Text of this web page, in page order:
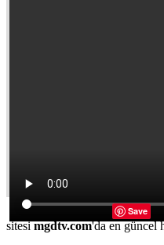
Save
sitesimgdtv.com'da en güncel